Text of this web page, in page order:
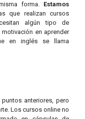
forma. Estamos
que realizan cursos
algún tipo de
en aprender
en inglés se llama
anteriores, pero
Los cursos online no